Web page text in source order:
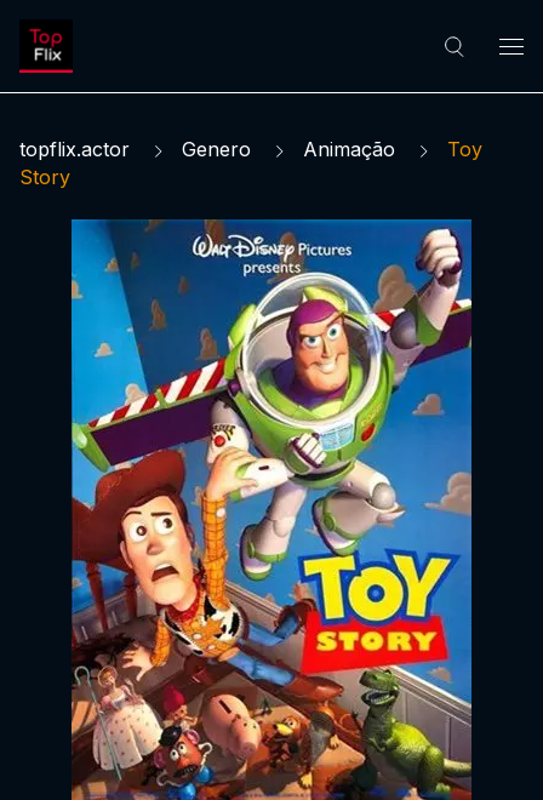
topflix.actor Genero Animação
Toy
Story